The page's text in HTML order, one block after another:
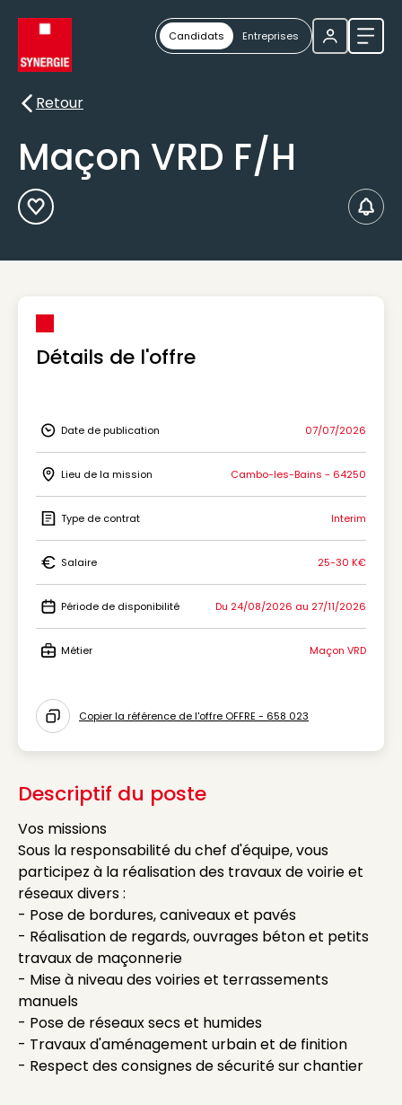
Candidats Entreprises
Retour
Retour
Maçon VRD F/H
Ajouter aux Favoris
Détails de l'offre
Icon Date de publication
Date de publication 07/07/2026
Icon Lieu de la mission
Lieu de la mission Cambo-les-Bains - 64250
Icon Type de contrat
Type de contrat Interim
Icon Salaire
Salaire 25-30 K€
Icon Période de disponibilité
Période de disponibilité Du 24/08/2026 au 27/11/2026
Métier Maçon VRD
Icon copy to clipboard
Copier la référence de l'offre OFFRE - 658 023
Descriptif du poste
Vos missions
Sous la responsabilité du chef d'équipe, vous
participez à la réalisation des travaux de voirie et
réseaux divers :
- Pose de bordures, caniveaux et pavés
- Réalisation de regards, ouvrages béton et petits
travaux de maçonnerie
- Mise à niveau des voiries et terrassements
manuels
- Pose de réseaux secs et humides
- Travaux d'aménagement urbain et de finition
- Respect des consignes de sécurité sur chantier